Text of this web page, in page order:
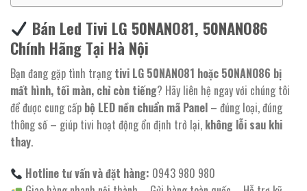
Bán Led Tivi LG 50NANO81, 50NANO86
Chính Hãng Tại Hà Nội
Bạn đang gặp tình trạng tivi LG 50NANO81 hoặc 50NANO86 bị
mất hình, tối màn, chỉ còn tiếng? Hãy liên hệ ngay với chúng tôi
để được cung cấp bộ LED nền chuẩn mã Panel – đúng loại, đúng
thông số – giúp tivi hoạt động ổn định trở lại, không lỗi sau khi
thay.
Hotline tư vấn và đặt hàng: 0943 980 980